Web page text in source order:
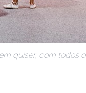
quiser, com todos